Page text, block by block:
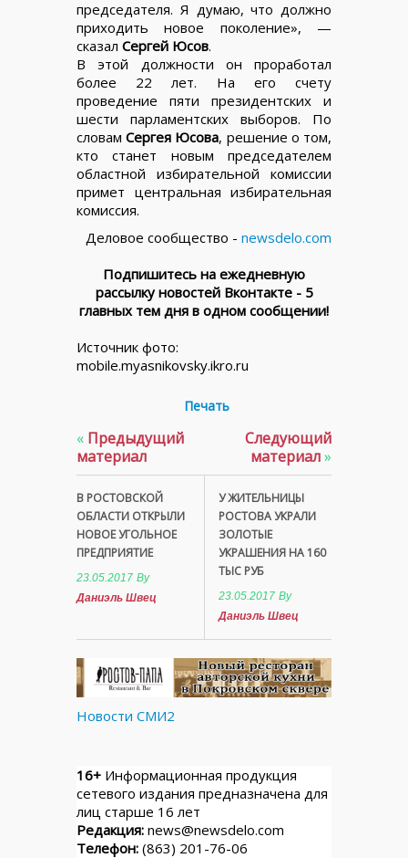
председателя. Я думаю, что должно
приходить новое поколение», —
сказал Сергей Юсов.
В этой должности он проработал
более 22 лет. На его счету
проведение пяти президентских и
шести парламентских выборов. По
словамСергея Юсова, решение о том,
кто станет новым председателем
областной избирательной комиссии
примет центральная избирательная
комиссия.
Деловое сообщество - newsdelo.com
Подпишитесь на ежедневную
рассылку новостей Вконтакте - 5
главных тем дня в одном сообщении!
Источник фото:
mobile.myasnikovsky.ikro.ru
Печать
« Предыдущий
материал
В РОСТОВСКОЙ
ОБЛАСТИ ОТКРЫЛИ
НОВОЕ УГОЛЬНОЕ
ПРЕДПРИЯТИЕ
23.05.2017 By
Даниэль Швец
Следующий
материал»
У ЖИТЕЛЬНИЦЫ
РОСТОВА УКРАЛИ
ЗОЛОТЫЕ
УКРАШЕНИЯ НА 160
ТЫС РУБ
23.05.2017 By
Даниэль Швец
Новости СМИ2
16+ Информационная продукция
сетевого издания предназначена для
лиц старше 16 лет
Редакция: news@newsdelo.com
Телефон: (863) 201-76-06